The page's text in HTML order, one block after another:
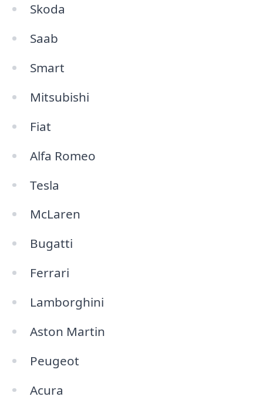
Skoda
Saab
Smart
Mitsubishi
Fiat
Alfa Romeo
Tesla
McLaren
Bugatti
Ferrari
Lamborghini
Aston Martin
Peugeot
Acura